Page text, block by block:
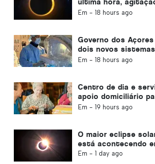
viagens e as
Em - 18 hours ago
Governo dos
dois novos
robótica
Em - 18 hours ago
Centro de dia e
apoio domiciliário
ao município de
Em - 19 hours ago
O maior eclipse
está acontecendo
Em - 1 day ago